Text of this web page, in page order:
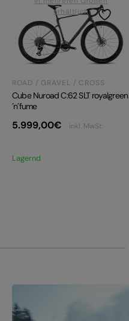
erhältlich
ROAD / GRAVEL / CROSS
Cube Nuroad C:62 SLT royalgreen
´n´fume
5.999,00€ inkl. MwSt.
Lagernd